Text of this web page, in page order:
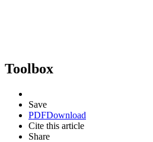
Toolbox
Save
PDFDownload
Cite this article
Share